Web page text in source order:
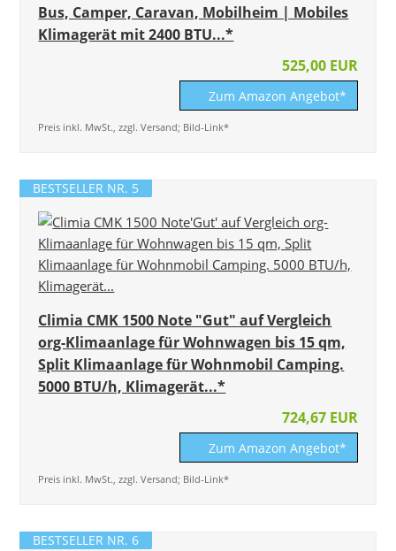
Bus, Camper, Caravan, Mobilheim | Mobiles
Klimagerät mit 2400 BTU...*
525,00 EUR
Zum Amazon Angebot*
Preis inkl. MwSt., zzgl. Versand; Bild-Link*
BESTSELLER NR. 5
Climia CMK 1500 Note "Gut" auf Vergleich
org-Klimaanlage für Wohnwagen bis 15 qm,
Split Klimaanlage für Wohnmobil Camping.
5000 BTU/h, Klimagerät...*
724,67 EUR
Zum Amazon Angebot*
Preis inkl. MwSt., zzgl. Versand; Bild-Link*
BESTSELLER NR. 6